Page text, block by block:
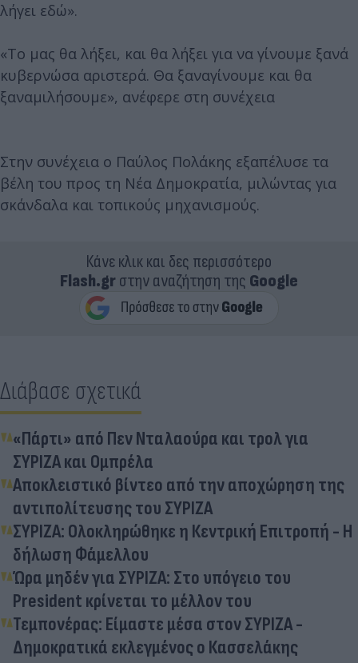
λήγει εδώ».
«Το μας θα λήξει, και θα λήξει για να γίνουμε ξανά
κυβερνώσα αριστερά. Θα ξαναγίνουμε και θα
ξαναμιλήσουμε», ανέφερε στη συνέχεια
Στην συνέχεια ο Παύλος Πολάκης εξαπέλυσε τα
βέλη του προς τη Νέα Δημοκρατία, μιλώντας για
σκάνδαλα και τοπικούς μηχανισμούς.
Κάνε κλικ και δες περισσότερο
Flash.grστην αναζήτηση της Google
Διάβασε σχετικά
«Πάρτι» από Πεν Νταλαούρα και τρολ για
ΣΥΡΙΖΑ και Ομπρέλα
Αποκλειστικό βίντεο από την αποχώρηση της
αντιπολίτευσης του ΣΥΡΙΖΑ
ΣΥΡΙΖΑ: Ολοκληρώθηκε η Κεντρική Επιτροπή - H
δήλωση Φάμελλου
Ώρα μηδέν για ΣΥΡΙΖΑ: Στο υπόγειο του
President κρίνεται το μέλλον του
Τεμπονέρας: Είμαστε μέσα στον ΣΥΡΙΖΑ -
Δημοκρατικά εκλεγμένος ο Κασσελάκης